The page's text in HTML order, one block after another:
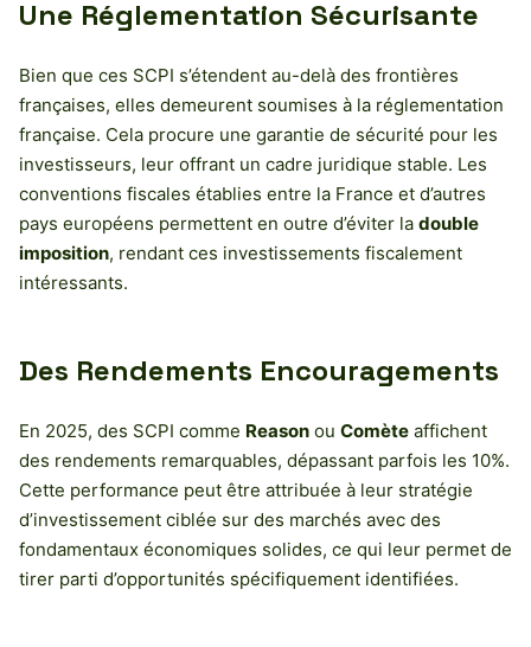
Une Réglementation Sécurisante
Bien que ces SCPI s’étendent au-delà des frontières
françaises, elles demeurent soumises à la réglementation
française. Cela procure une garantie de sécurité pour les
investisseurs, leur offrant un cadre juridique stable. Les
conventions fiscales établies entre la France et d’autres
pays européens permettent en outre d’éviter la double
imposition, rendant ces investissements fiscalement
intéressants.
Des Rendements Encouragements
En 2025, des SCPI comme Reason ou Comète affichent
des rendements remarquables, dépassant parfois les 10%.
Cette performance peut être attribuée à leur stratégie
d’investissement ciblée sur des marchés avec des
fondamentaux économiques solides, ce qui leur permet de
tirer parti d’opportunités spécifiquement identifiées.